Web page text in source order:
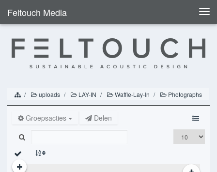
Feltouch Media
uploads LAY-IN Waffle-Lay-In Photographs
Groepsacties Delen